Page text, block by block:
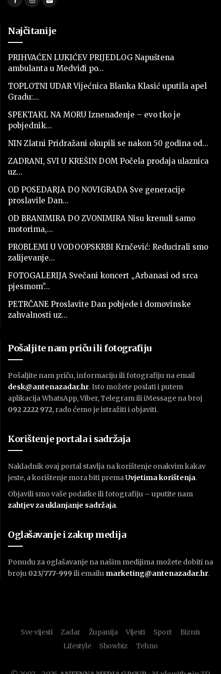
Najčitanije
PRIHVAĆEN LUKIĆEV PRIJEDLOG Napuštena
ambulanta u Medviđi po…
TOPLOTNI UDAR Vijećnica Blanka Klasić uputila apel
Gradu:…
SPEKTAKL NA MORU Iznenađenje – evo tko je
pobjednik…
NIN Zlatni Pridražani okupili se nakon 50 godina od…
ZADRANI, SVI U KREŠIN DOM Počela prodaja ulaznica
uz…
OD POSEDARJA DO NOVIGRADA Sve generacije
proslavile Dan…
OD BRANIMIRA DO ZVONIMIRA Nisu krenuli samo
motorima,…
PROBLEMI U VODOOPSKRBI Krnčević: Reducirali smo
zalijevanje…
FOTOGALERIJA Svečani koncert „Arbanasi od srca
pjesmom”…
PETRČANE Proslavite Dan pobjede i domovinske
zahvalnosti uz…
Pošaljite nam priču ili fotografiju
Pošaljite nam priču, informaciju ili fotografiju na email
desk@antenazadar.hr. Isto možete poslati i putem
aplikacija WhatsApp, Viber, Telegram ili iMessage na broj
092 2222 972, rado ćemo je istražiti i objaviti.
Korištenje portala i sadržaja
Nakladnik ovaj portal stavlja na korištenje onakvim kakav
jeste, a korištenje mora biti premaUvjetima korištenja.
Objavili smo vaše podatke ili fotografiju – uputite nam
zahtjev za uklanjanje sadržaja.
Oglašavanje i zakup medija
Ponudu za oglašavanje na našim medijima možete dobiti na
broju 023/777-999 ili emailu marketing@antenazadar.hr.
Sve vijesti Zadar Županija Vijesti Sport
Biznis
Lifestyle
Showbiz Tehno